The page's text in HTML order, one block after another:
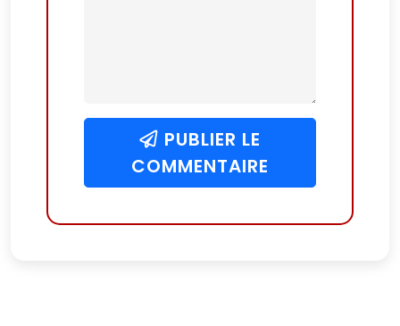
PUBLIER LE
COMMENTAIRE